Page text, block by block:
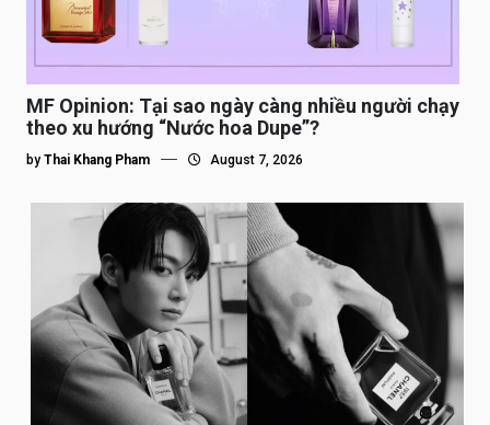
MF Opinion: Tại sao ngày càng nhiều người chạy
theo xu hướng “Nước hoa Dupe”?
by Thai Khang Pham August 7, 2026